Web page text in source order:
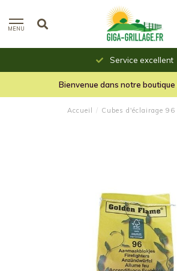
MENU
Service excellent
Bienvenue dans notre boutique
Accueil / Cubes d'éclairage 96